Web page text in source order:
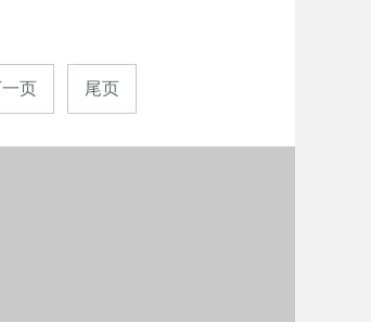
页 尾页